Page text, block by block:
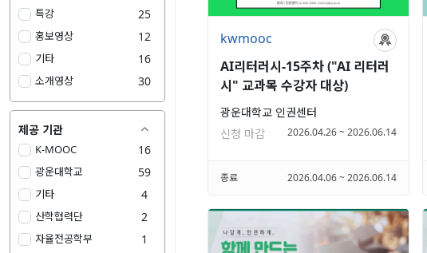
특강 25
홍보영상 12
기타 16
소개영상 30
제공 기관 
K-MOOC 16
광운대학교 59
기타 4
산학협력단 2
자율전공학부 1
kwmooc
AI리터러시-15주차 ("AI 리터러
시" 교과목 수강자 대상)
광운대학교 인권센터
신청 마감
2026.04.26 ~ 2026.06.14
종료 2026.04.06 ~ 2026.06.14